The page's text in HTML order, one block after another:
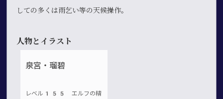
しての多くは雨乞い等の天候操作。
人物とイラスト
泉宮・瑠碧
レベル155 エルフの精